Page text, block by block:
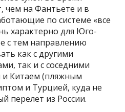
чем на Фантьете и в
по системе «все
характерно для Юго-
с тем направлению
как с другими
так и с соседними
и Китаем (пляжным
и Турцией, куда не
перелет из России.